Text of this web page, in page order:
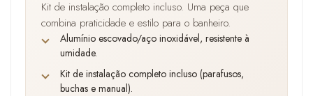
Kit de instalação completo incluso. Uma peça que
combina praticidade e estilo para o banheiro.
Alumínio escovado/aço inoxidável, resistente à
umidade.
Kit de instalação completo incluso (parafusos,
buchas e manual).